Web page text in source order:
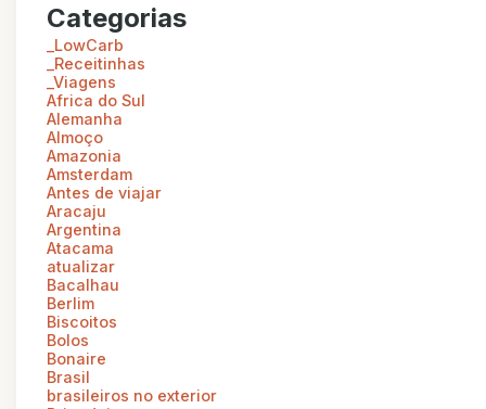
Categorias
_LowCarb
_Receitinhas
_Viagens
Africa do Sul
Alemanha
Almoço
Amazonia
Amsterdam
Antes de viajar
Aracaju
Argentina
Atacama
atualizar
Bacalhau
Berlim
Biscoitos
Bolos
Bonaire
Brasil
brasileiros no exterior